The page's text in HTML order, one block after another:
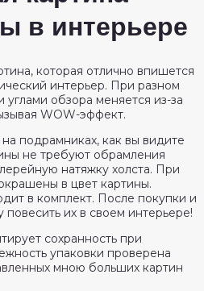
в интерьере
которая отлично впишется
интерьер. При разном
обзора меняется из-за
WOW-эффект.
подрамниках, как вы видите
не требуют обрамления
натяжку холста. При
в цвет картины.
в комплект. После покупки и
их в своем интерьере!
сохранность при
упаковки проверена
мною больших картин